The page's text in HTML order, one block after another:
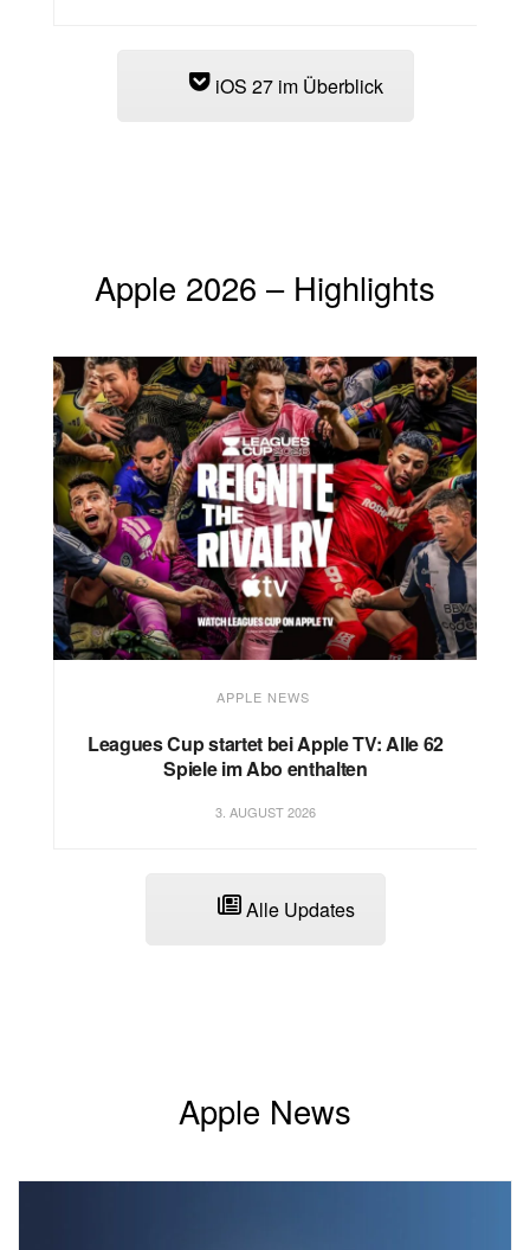
iOS 27 im Überblick
Apple 2026 – Highlights
APPLE NEWS
Leagues Cup startet bei Apple TV: Alle 62
Spiele im Abo enthalten
3. AUGUST 2026
Alle Updates
Apple News